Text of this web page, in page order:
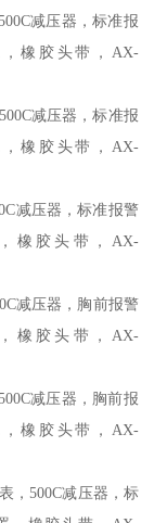
减压器，标准报
橡胶头带，AX-
减压器，标准报
橡胶头带，AX-
压器，标准报警
橡胶头带，AX-
压器，胸前报警
橡胶头带，AX-
减压器，胸前报
橡胶头带，AX-
500C减压器，标